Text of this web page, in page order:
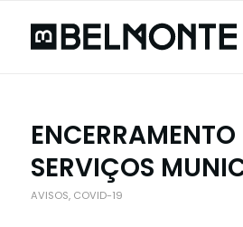
ENCERRAMENTO
SERVIÇOS
AVISOS, COVID-19